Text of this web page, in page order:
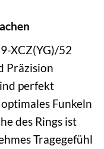
XCZ(YG)/52
Präzision
perfekt
Funkeln
des Rings ist
Tragegefühl